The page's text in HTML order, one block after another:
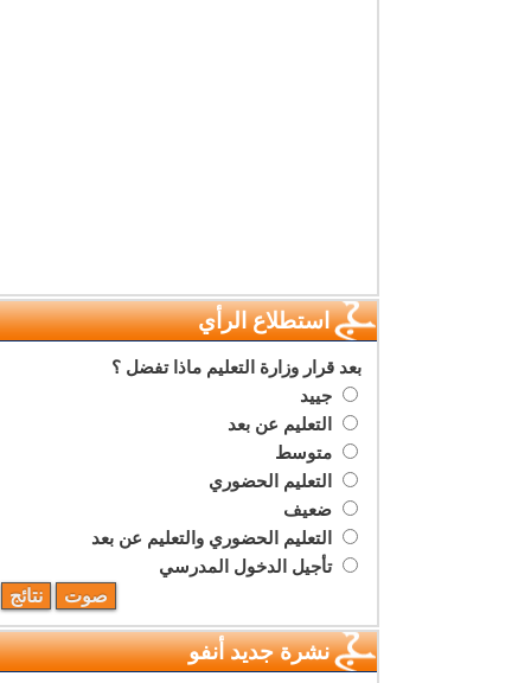
استطلاع الرأي
بعد قرار وزارة التعليم ماذا تفضل ؟
جييد
التعليم عن بعد
متوسط
التعليم الحضوري
ضعيف
التعليم الحضوري والتعليم عن بعد
تأجيل الدخول المدرسي
نشرة جديد أنفو